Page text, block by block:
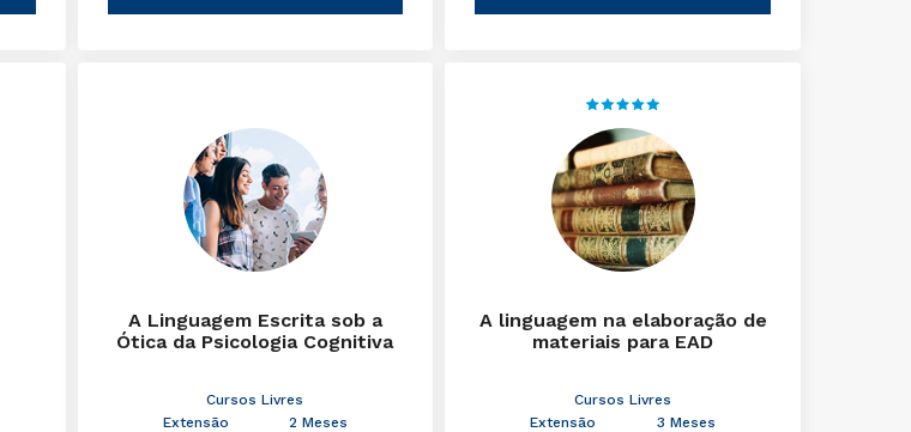
A Linguagem Escrita sob a
Ótica da Psicologia Cognitiva
Cursos Livres
Extensão
2 Meses
A linguagem na elaboração de
materiais para EAD
Cursos Livres
Extensão
3 Meses